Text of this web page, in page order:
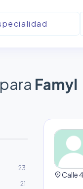
Famyl
23
21
location_on